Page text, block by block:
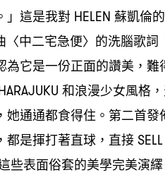
」這是我對 HELEN 蘇凱倫
〈中二宅急便〉的洗腦歌
為它是一份正面的讚美 ， 難
和浪漫少女風格 ，
， 她通通都食得住。第二首發
， 都是揮打著直球 ， 直接 SELL
些表面俗套的美學完美演繹